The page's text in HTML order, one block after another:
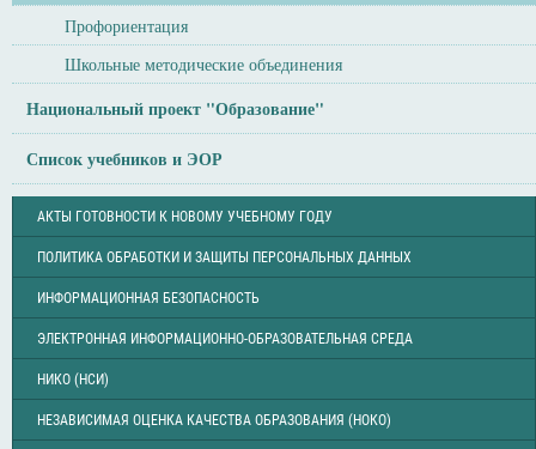
Профориентация
Школьные методические объединения
Национальный проект "Образование"
Список учебников и ЭОР
АКТЫ ГОТОВНОСТИ К НОВОМУ УЧЕБНОМУ ГОДУ
ПОЛИТИКА ОБРАБОТКИ И ЗАЩИТЫ ПЕРСОНАЛЬНЫХ ДАННЫХ
ИНФОРМАЦИОННАЯ БЕЗОПАСНОСТЬ
ЭЛЕКТРОННАЯ ИНФОРМАЦИОННО-ОБРАЗОВАТЕЛЬНАЯ СРЕДА
НИКО (НСИ)
НЕЗАВИСИМАЯ ОЦЕНКА КАЧЕСТВА ОБРАЗОВАНИЯ (НОКО)